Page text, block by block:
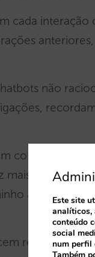
cada interação
não
concebidos
mais aptos a
a novos
respostas
Este site
analíticos,
conteúdo
social
num perfil
Também